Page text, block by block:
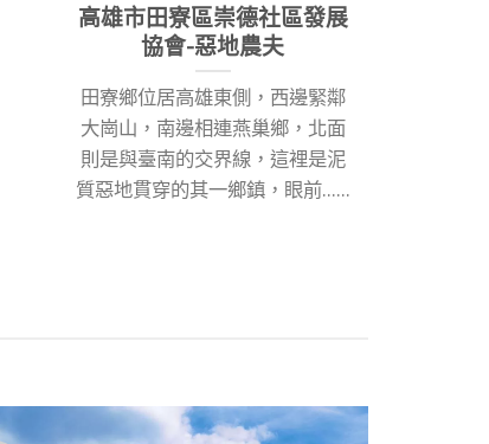
高雄市田寮區崇德社區發展
協會-惡地農夫
田寮鄉位居高雄東側，西邊緊鄰
大崗山，南邊相連燕巢鄉，北面
則是與臺南的交界線，這裡是泥
質惡地貫穿的其一鄉鎮，眼前......